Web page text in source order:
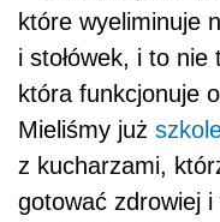
które wyeliminuje
i stołówek, i to
która funkcjonuje
Mieliśmy już
z kucharzami,
gotować zdrowiej